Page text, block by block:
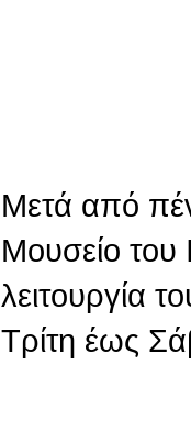
Μετά από
Μουσείο του
λειτουργία
Τρίτη έως